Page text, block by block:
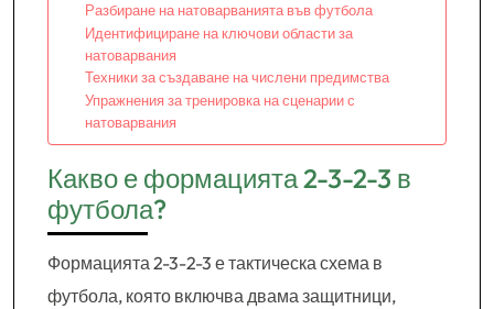
Разбиране на натоварванията във футбола
Идентифициране на ключови области за
натоварвания
Техники за създаване на числени предимства
Упражнения за тренировка на сценарии с
натоварвания
Какво е формацията 2-3-2-3 в
футбола?
Формацията 2-3-2-3 е тактическа схема в
футбола, която включва двама защитници,